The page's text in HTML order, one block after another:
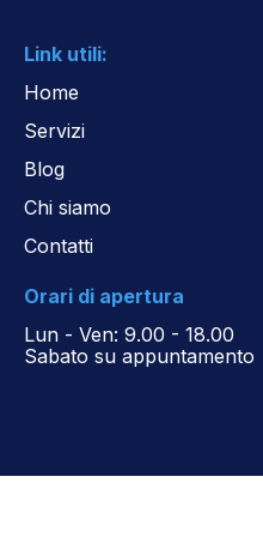
Link utili:
Home
Servizi
Blog
Chi siamo
Contatti
Orari di apertura
Lun - Ven: 9.00 - 18.00
Sabato su appuntamento